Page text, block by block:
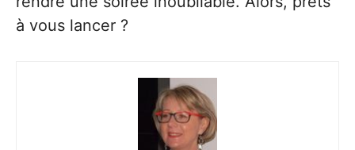
à vous lancer ?